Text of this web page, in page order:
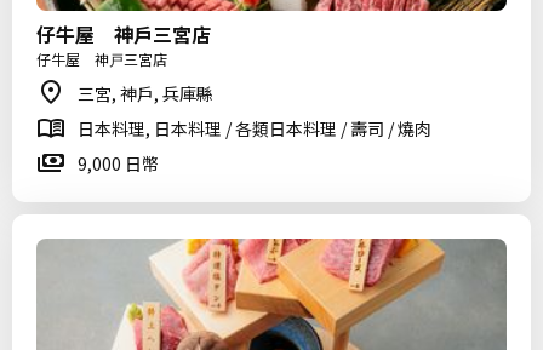
仔牛屋 神戶三宮店
仔牛屋 神戸三宮店
三宮, 神戶, 兵庫縣
日本料理, 日本料理 / 各類日本料理 / 壽司 / 燒肉
9,000 日幣